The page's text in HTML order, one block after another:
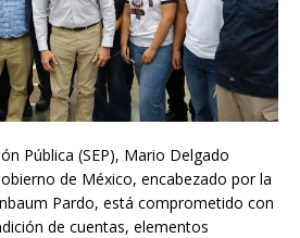
Pública (SEP), Mario Delgado
de México, encabezado por la
Pardo, está comprometido con
de cuentas, elementos